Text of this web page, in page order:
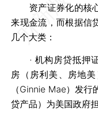
资产证券化的核心
来现金流，而根据信
几个大类：
· 机构房贷抵押证
房（房利美、房地
（Ginnie Mae）发
贷产品）为美国政府